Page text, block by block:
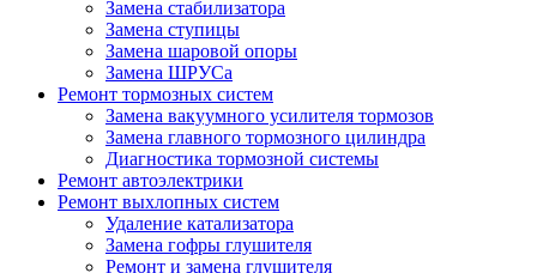
Замена стабилизатора
Замена ступицы
Замена шаровой опоры
Замена ШРУСа
Ремонт тормозных систем
Замена вакуумного усилителя тормозов
Замена главного тормозного цилиндра
Диагностика тормозной системы
Ремонт автоэлектрики
Ремонт выхлопных систем
Удаление катализатора
Замена гофры глушителя
Ремонт и замена глушителя